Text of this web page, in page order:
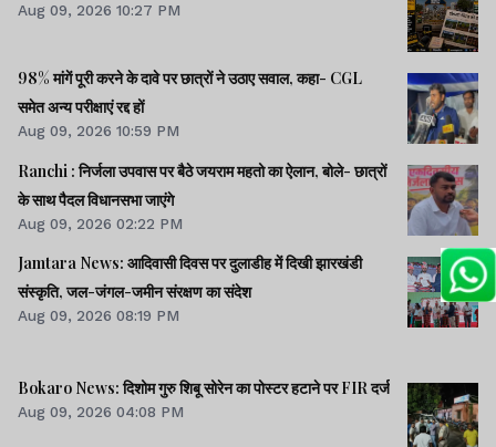
Aug 09, 2026 10:27 PM
98% मांगें पूरी करने के दावे पर छात्रों ने उठाए सवाल, कहा- CGL
समेत अन्य परीक्षाएं रद्द हों
Aug 09, 2026 10:59 PM
Ranchi : निर्जला उपवास पर बैठे जयराम महतो का ऐलान, बोले- छात्रों
के साथ पैदल विधानसभा जाएंगे
Aug 09, 2026 02:22 PM
Jamtara News: आदिवासी दिवस पर दुलाडीह में दिखी झारखंडी
संस्कृति, जल-जंगल-जमीन संरक्षण का संदेश
Aug 09, 2026 08:19 PM
Bokaro News: दिशोम गुरु शिबू सोरेन का पोस्टर हटाने पर FIR दर्ज
Aug 09, 2026 04:08 PM